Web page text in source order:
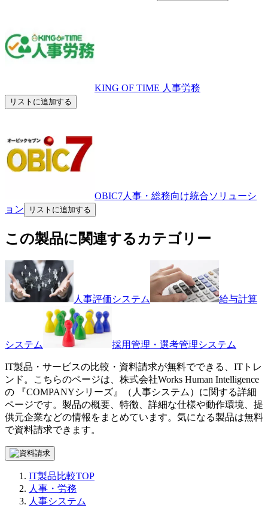
KING OF TIME 人事労務
リストに追加する
OBIC7人事・総務向け統合ソリューシ
ョン
リストに追加する
この製品に関連するカテゴリー
人事評価システム 給与計算
システム 採用管理・選考管理システム
IT製品・サービスの比較・資料請求が無料でできる、ITトレ
ンド。こちらのページは、 株式会社Works Human Intelligence
の 『COMPANYシリーズ 』（ 人事システム ）に関する詳細
ページです。製品の概要、特徴、詳細な仕様や動作環境、提
供元企業などの情報をまとめています。気になる製品は無料
で資料請求できます。
IT製品比較TOP
人事・労務
人事システム